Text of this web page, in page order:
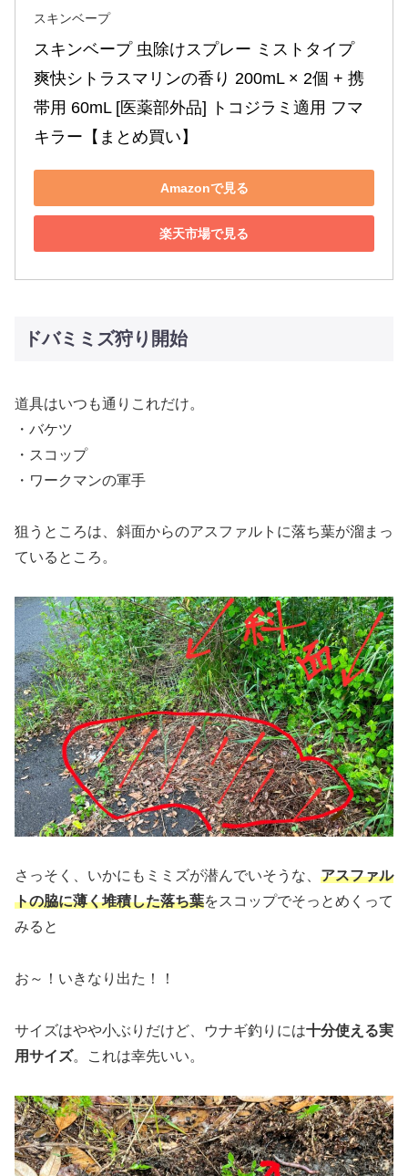
スキンベープ
スキンベープ 虫除けスプレー ミストタイプ
爽快シトラスマリンの香り 200mL × 2個 + 携
帯用 60mL [医薬部外品] トコジラミ適用 フマ
キラー【まとめ買い】
Amazonで見る
楽天市場で見る
ドバミミズ狩り開始
道具はいつも通りこれだけ。
・バケツ
・スコップ
・ワークマンの軍手
狙うところは、斜面からのアスファルトに落ち葉が溜まっ
ているところ。
さっそく、いかにもミミズが潜んでいそうな、 アスファル
トの脇に薄く堆積した落ち葉をスコップでそっとめくって
みると
お～！いきなり出た！！
サイズはやや小ぶりだけど、ウナギ釣りには十分使える実
用サイズ。これは幸先いい。